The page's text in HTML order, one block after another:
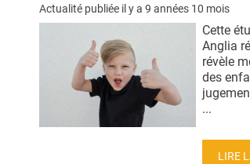
Actualité publiée il y a 9 années 10 mois
Cette
Anglia
révèle
des
...
LIRE